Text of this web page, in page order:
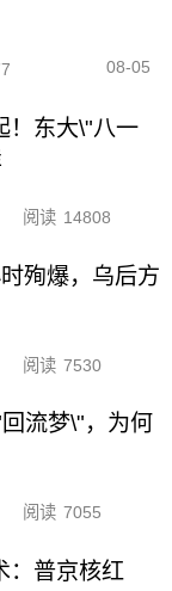
08-05
！东大\"八一
阅读 14808
殉爆，乌后方
阅读 7530
流梦\"，为何
阅读 7055
：普京核红